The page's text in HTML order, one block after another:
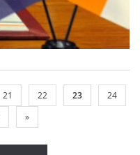
21 22 23
24
»